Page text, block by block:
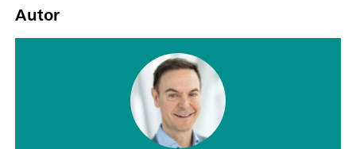
Autor